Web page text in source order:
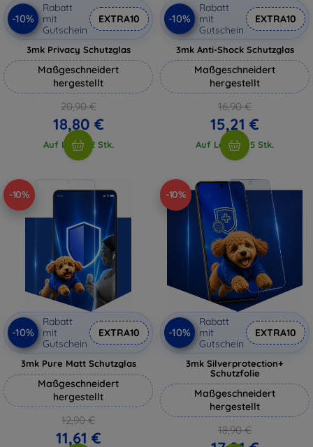
-10%
Rabatt
mit
Gutschein
EXTRA10
3mk Privacy Schutzglas
Maßgeschneidert
hergestellt
20,90 €
18,80 €
Auf Lager 2 Stk.
-10%
Rabatt
mit
Gutschein
EXTRA10
3mk Anti-Shock Schutzglas
Maßgeschneidert
hergestellt
16,90 €
15,21 €
Auf Lager > 5 Stk.
-10%
-10%
Rabatt
mit
Gutschein
EXTRA10
3mk Pure Matt Schutzglas
Maßgeschneidert
hergestellt
12,90 €
11,61 €
-10%
-10%
Rabatt
mit
Gutschein
EXTRA10
3mk Silverprotection+
Schutzfolie
Maßgeschneidert
hergestellt
18,90 €